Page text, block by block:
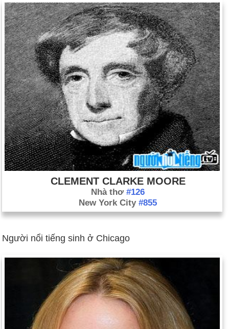
CLEMENT CLARKE MOORE
Nhà thơ #126
New York City #855
Người nổi tiếng sinh ở Chicago